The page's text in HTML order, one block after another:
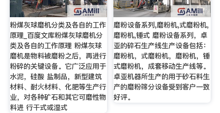
粉煤灰球磨机分类及各自的工作
原理_百度文库粉煤灰球磨机分
类及各自的工作原理 粉煤灰球
磨机是物料被磨粉之后，再进行
粉碎的关键设备。它广泛应用于
水泥，硅酸 盐制品，新型建筑
材料、耐火材料、化肥等生产行
业，对各种矿石和其它可磨性物
料进 行干式或湿式
磨粉设备系列,磨粉机,式磨粉机,
磨粉机,锤式 磨粉设备系列，卓
亚的碎石生产线生产设备包括：
磨粉机，式磨粉机，磨粉机，锤
式磨粉机，成套移动生产线等。
卓亚机器所生产的用于砂石料生
产的磨粉筛分设备受到客户一致
好评。